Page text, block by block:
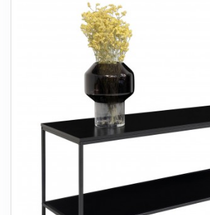
KONTORMØBLER
ENTREMØBLER